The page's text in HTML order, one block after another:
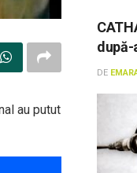
au putut
DE